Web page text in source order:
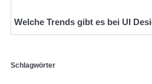
Welche Trends gibt es bei UI
Schlagwörter